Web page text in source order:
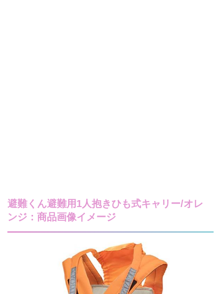
避難くん避難用1人抱きひも式キャリー/オレ
ンジ：商品画像イメージ